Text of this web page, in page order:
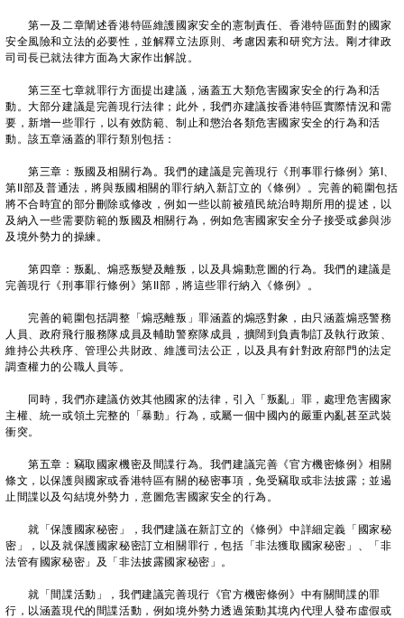
第一及二章闡述香港特區維護國家安全的憲制責任、香港特區面對的國家
安全風險和立法的必要性，並解釋立法原則、考慮因素和研究方法。剛才律政
司司長已就法律方面為大家作出解說。
第三至七章就罪行方面提出建議，涵蓋五大類危害國家安全的行為和活
動。大部分建議是完善現行法律；此外，我們亦建議按香港特區實際情況和需
要，新增一些罪行，以有效防範、制止和懲治各類危害國家安全的行為和活
動。該五章涵蓋的罪行類別包括：
第三章：叛國及相關行為。我們的建議是完善現行《刑事罪行條例》第I、
第II部及普通法，將與叛國相關的罪行納入新訂立的《條例》。完善的範圍包括
將不合時宜的部分刪除或修改，例如一些以前被殖民統治時期所用的提述，以
及納入一些需要防範的叛國及相關行為，例如危害國家安全分子接受或參與涉
及境外勢力的操練。
第四章：叛亂、煽惑叛變及離叛，以及具煽動意圖的行為。我們的建議是
完善現行《刑事罪行條例》第II部，將這些罪行納入《條例》。
完善的範圍包括調整「煽惑離叛」罪涵蓋的煽惑對象，由只涵蓋煽惑警務
人員、政府飛行服務隊成員及輔助警察隊成員，擴闊到負責制訂及執行政策、
維持公共秩序、管理公共財政、維護司法公正，以及具有針對政府部門的法定
調查權力的公職人員等。
同時，我們亦建議仿效其他國家的法律，引入「叛亂」罪，處理危害國家
主權、統一或領土完整的「暴動」行為，或屬一個中國內的嚴重內亂甚至武裝
衝突。
第五章：竊取國家機密及間諜行為。我們建議完善《官方機密條例》相關
條文，以保護與國家或香港特區有關的秘密事項，免受竊取或非法披露；並遏
止間諜以及勾結境外勢力，意圖危害國家安全的行為。
就「保護國家秘密」，我們建議在新訂立的《條例》中詳細定義「國家秘
密」，以及就保護國家秘密訂立相關罪行，包括「非法獲取國家秘密」、「非
法管有國家秘密」及「非法披露國家秘密」。
就「間諜活動」，我們建議完善現行《官方機密條例》中有關間諜的罪
行，以涵蓋現代的間諜活動，例如境外勢力透過策動其境內代理人發布虛假或